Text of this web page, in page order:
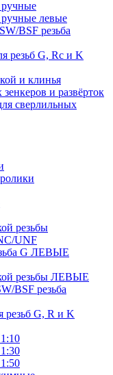
левые
BSF резьба
резьб G, Rc и K
и клинья
и развёрток
сверлильных
резьбы
UNF
G ЛЕВЫЕ
резьбы ЛЕВЫЕ
BSF резьба
G, R и K